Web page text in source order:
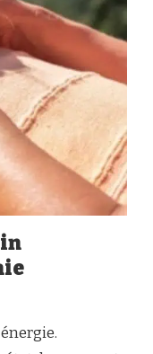
bonheur
mails, je vais te
coaching, des
saines et
de